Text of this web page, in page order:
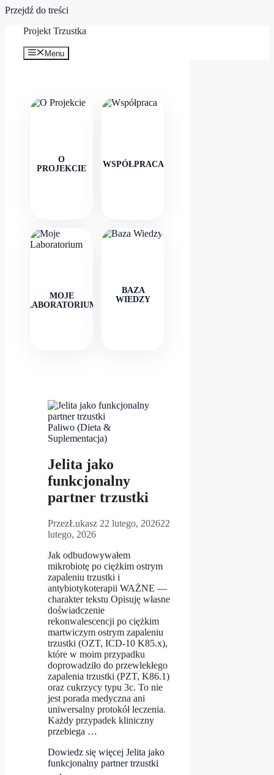
Przejdź do treści
Projekt Trzustka
Menu
O
PROJEKCIE
WSPÓŁPRACA
MOJE
LABORATORIUM
BAZA
WIEDZY
Paliwo (Dieta &
Suplementacja)
Jelita jako
funkcjonalny
partner trzustki
PrzezŁukasz 22 lutego, 202622
lutego, 2026
Jak odbudowywałem
mikrobiotę po ciężkim ostrym
zapaleniu trzustki i
antybiotykoterapii WAŻNE —
charakter tekstu Opisuję własne
doświadczenie
rekonwalescencji po ciężkim
martwiczym ostrym zapaleniu
trzustki (OZT, ICD-10 K85.x),
które w moim przypadku
doprowadziło do przewlekłego
zapalenia trzustki (PZT, K86.1)
oraz cukrzycy typu 3c. To nie
jest porada medyczna ani
uniwersalny protokół leczenia.
Każdy przypadek kliniczny
przebiega …
Dowiedz się więcej Jelita jako
funkcjonalny partner trzustki